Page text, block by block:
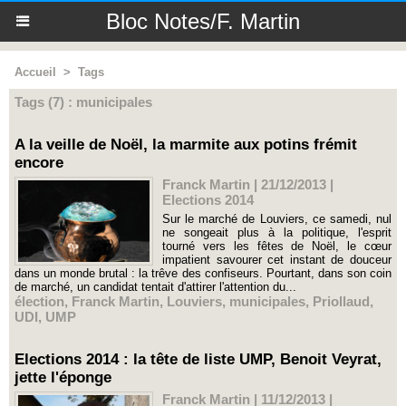
Bloc Notes/F. Martin
Accueil > Tags
Tags (7) : municipales
A la veille de Noël, la marmite aux potins frémit
encore
Franck Martin | 21/12/2013 |
Elections 2014
Sur le marché de Louviers, ce samedi, nul
ne songeait plus à la politique, l'esprit
tourné vers les fêtes de Noël, le cœur
impatient savourer cet instant de douceur
dans un monde brutal : la trêve des confiseurs. Pourtant, dans son coin
de marché, un candidat tentait d'attirer l'attention du...
élection, Franck Martin, Louviers, municipales, Priollaud,
UDI, UMP
Elections 2014 : la tête de liste UMP, Benoit Veyrat,
jette l'éponge
Franck Martin | 11/12/2013 |